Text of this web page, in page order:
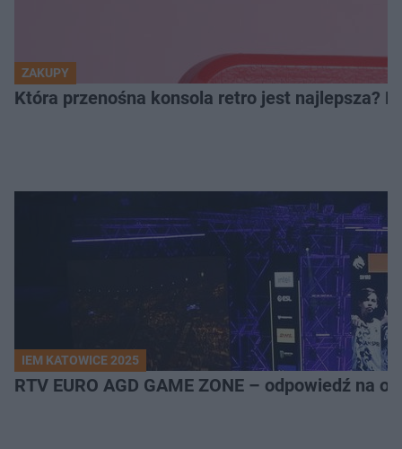
ZAKUPY
Która przenośna konsola retro jest najlepsza?
IEM KATOWICE 2025
RTV EURO AGD GAME ZONE – odpowiedź na